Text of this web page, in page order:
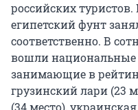
российских
египетский фунт
соответственно. В
вошли национальные
занимающие в
грузинский лари (23
(34 место),